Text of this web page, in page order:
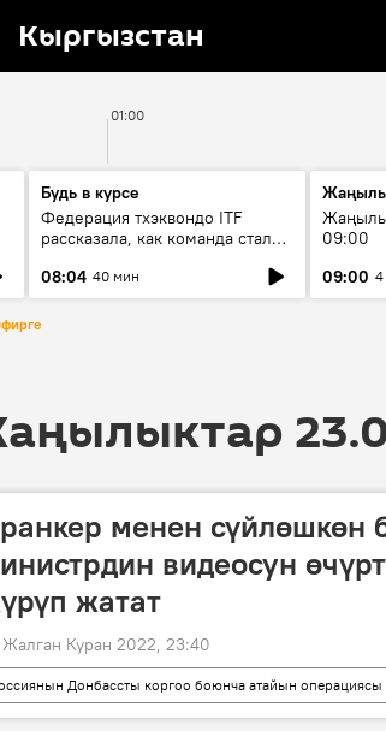
Кыргызстан
01:00
Будь в курсе
Федерация тхэквондо ITF
рассказала, как команда стала
08:04 40 мин
09:00
09:00
менен сүйлөшкөн
видеосун
жатат
Куран 2022, 23:40
Донбассты коргоо боюнча атайын операциясы
видео кайрылуу YouTube